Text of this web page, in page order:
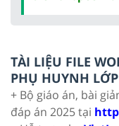
TÀI LIỆU FILE
PHỤ HUYNH
+ Bộ giáo án, bài
đáp án 2025 tại